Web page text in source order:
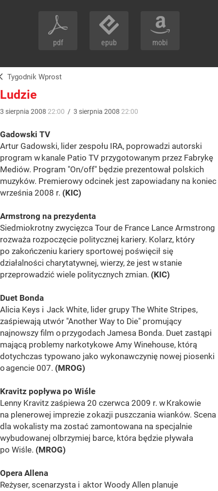
pdf epub mobi
Tygodnik Wprost
Ludzie
3 sierpnia 2008 22:00 / 3 sierpnia 2008 22:00
Gadowski TV
Artur Gadowski, lider zespołu IRA, poprowadzi autorski
program w kanale Patio TV przygotowanym przez Fabrykę
Mediów. Program "On/off" będzie prezentował polskich
muzyków. Premierowy odcinek jest zapowiadany na koniec
września 2008 r. (KIC)
Armstrong na prezydenta
Siedmiokrotny zwycięzca Tour de France Lance Armstrong
rozważa rozpoczęcie politycznej kariery. Kolarz, który
po zakończeniu kariery sportowej poświęcił się
działalności charytatywnej, wierzy, że jest w stanie
przeprowadzić wiele politycznych zmian. (KIC)
Duet Bonda
Alicia Keys i Jack White, lider grupy The White Stripes,
zaśpiewają utwór "Another Way to Die" promujący
najnowszy film o przygodach Jamesa Bonda. Duet zastąpi
mającą problemy narkotykowe Amy Winehouse, którą
dotychczas typowano jako wykonawczynię nowej piosenki
o agencie 007. (MROG)
Kravitz popływa po Wiśle
Lenny Kravitz zaśpiewa 20 czerwca 2009 r. w Krakowie
na plenerowej imprezie z okazji puszczania wianków. Scena
dla wokalisty ma zostać zamontowana na specjalnie
wybudowanej olbrzymiej barce, która będzie pływała
po Wiśle. (MROG)
Opera Allena
Reżyser, scenarzysta i aktor Woody Allen planuje